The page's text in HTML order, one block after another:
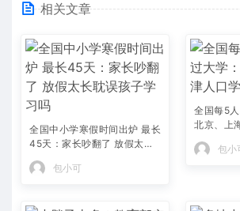
相关文章
全国中小学寒假时间出炉 最长
45天：家长吵翻了 放假太长
耽误孩子学习吗
包小可
全国每5
北京、上
高！
包小